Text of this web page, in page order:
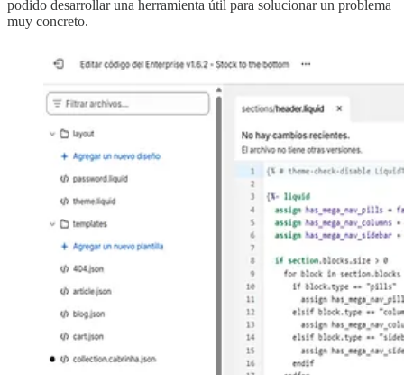
podido desarrollar una herramienta útil para solucionar un problema
muy concreto.